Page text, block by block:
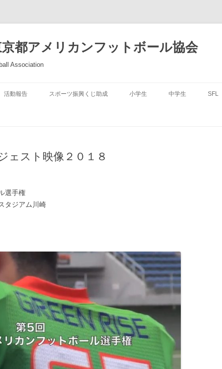
都アメリカンフットボール協会
Association
活動報告 スポーツ振興くじ助成 小学生 中学生 SFL
ェスト映像２０１８
選手権
タジアム川崎